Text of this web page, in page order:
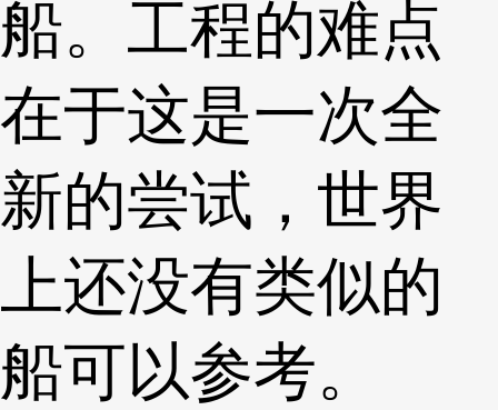
船。工程的难点
在于这是一次全
新的尝试，世界
上还没有类似的
船可以参考。